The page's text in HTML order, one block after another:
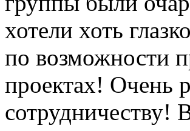
хотели хоть
по возможности
проектах! Очень
сотрудничеству!